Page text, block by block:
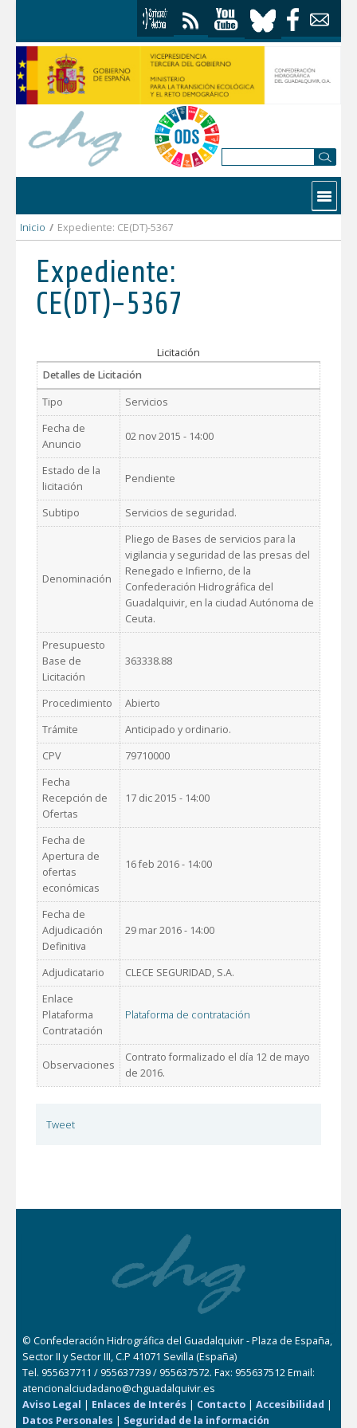
Contactar
Inicio / Expediente: CE(DT)-5367
Expediente:
CE(DT)-5367
Licitación
Detalles de Licitación
Tipo
Servicios
Fecha de
Anuncio
02 nov 2015 - 14:00
Estado de la
licitación
Pendiente
Subtipo Servicios de seguridad.
Denominación
Pliego de Bases de servicios para la
vigilancia y seguridad de las presas del
Renegado e Infierno, de la
Confederación Hidrográfica del
Guadalquivir, en la ciudad Autónoma de
Ceuta.
Presupuesto
Base de
Licitación
363338.88
Procedimiento
Abierto
Trámite
Anticipado y ordinario.
CPV
79710000
Fecha
Recepción de
Ofertas
17 dic 2015 - 14:00
Fecha de
Apertura de
ofertas
económicas
16 feb 2016 - 14:00
Fecha de
Adjudicación
Definitiva
29 mar 2016 - 14:00
Adjudicatario
CLECE SEGURIDAD, S.A.
Enlace
Plataforma
Contratación
Plataforma de contratación
Observaciones
Contrato formalizado el día 12 de mayo
de 2016.
Tweet
© Confederación Hidrográfica del Guadalquivir - Plaza de España,
Sector II y Sector III, C.P 41071 Sevilla (España)
Tel. 955637711 / 955637739 / 955637572. Fax: 955637512 Email:
atencionalciudadano@chguadalquivir.es
Aviso Legal | Enlaces de Interés | Contacto |Accesibilidad |
Datos Personales | Seguridad de la información